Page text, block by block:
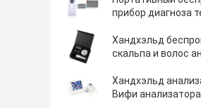
прибор диагноза
поляризовывает
Хандхэльд
скальпа и волос
Хандхэльд
Вифи